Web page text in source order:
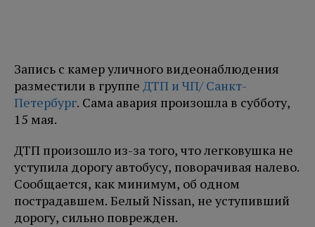
Запись с камер уличного видеонаблюдения
разместили в группе ДТП и ЧП/ Санкт-
Петербург. Сама авария произошла в субботу,
15 мая.
ДТП произошло из-за того, что легковушка не
уступила дорогу автобусу, поворачивая налево.
Сообщается, как минимум, об одном
пострадавшем. Белый Nissan, не уступивший
дорогу, сильно поврежден.